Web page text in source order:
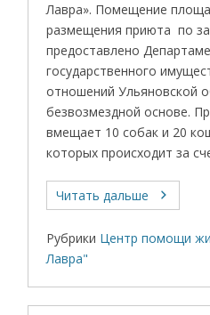
Лавра». Помещение
размещения приюта по
предоставлено
государственного
отношений Ульяновской
безвозмездной основе.
вмещает 10 собак и 20
которых происходит за
Читать дальше
Рубрики Центр помощи
Лавра"